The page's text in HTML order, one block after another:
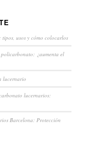
usos y cómo colocarlos
¿aumenta el
lucernario
lucernarios:
Barcelona: Protección